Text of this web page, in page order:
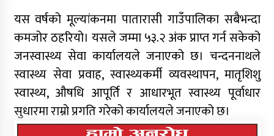
यस वर्षको मूल्यांकनमा पातारासी गाउँपालिका सबैभन्दा
कमजोर ठहरियो। यसले जम्मा ५३.२ अंक प्राप्त गर्न सकेको
जनस्वास्थ्य सेवा कार्यालयले जनाएको छ। चन्दननाथले
स्वास्थ्य सेवा प्रवाह, स्वास्थ्यकर्मी व्यवस्थापन, मातृशिशु
स्वास्थ्य, औषधि आपूर्ति र आधारभूत स्वास्थ्य पूर्वाधार
सुधारमा राम्रो प्रगति गरेको कार्यालयले जनाएको छ।